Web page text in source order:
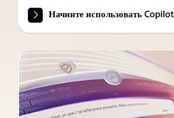
Начните использовать Copilot